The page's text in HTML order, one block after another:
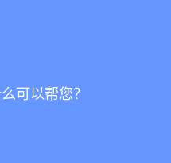
可以帮您？